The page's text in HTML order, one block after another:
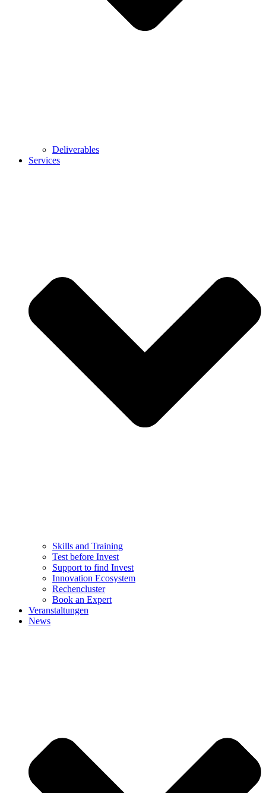
Deliverables
Services
Skills and Training
Test before Invest
Support to find Invest
Innovation Ecosystem
Rechencluster​
Book an Expert
Veranstaltungen
News